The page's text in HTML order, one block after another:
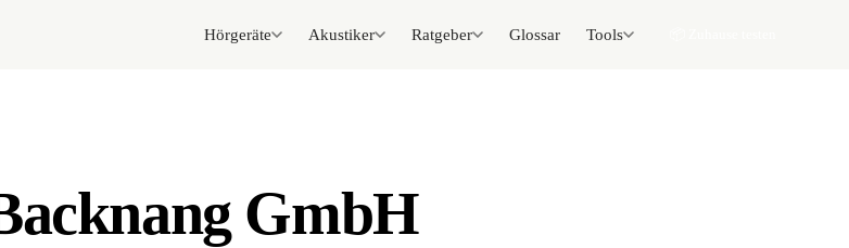
Hörgeräte Akustiker Ratgeber Glossar Tools
GmbH